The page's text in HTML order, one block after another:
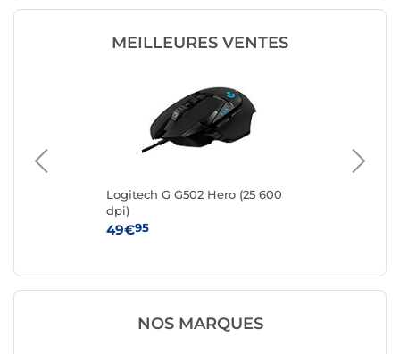
MEILLEURES VENTES
Logitech G G502 Hero (25 600
dpi)
49€95
NOS MARQUES